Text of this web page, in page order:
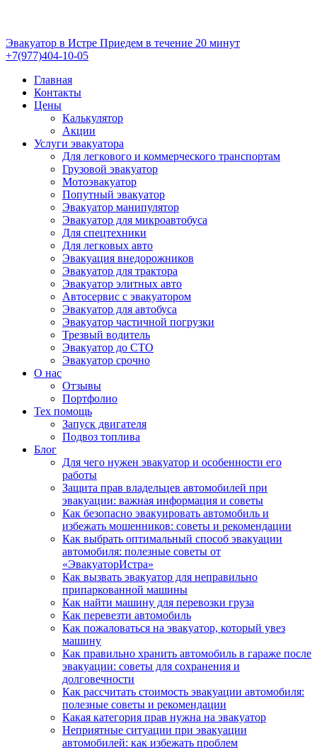
Эвакуатор в Истре Приедем в течение 20 минут
+7(977)404-10-05
Главная
Контакты
Цены
Калькулятор
Акции
Услуги эвакуатора
Для легкового и коммерческого транспортам
Грузовой эвакуатор
Мотоэвакуатор
Попутный эвакуатор
Эвакуатор манипулятор
Эвакуатор для микроавтобуса
Для спецтехники
Для легковых авто
Эвакуация внедорожников
Эвакуатор для трактора
Эвакуатор элитных авто
Автосервис с эвакуатором
Эвакуатор для автобуса
Эвакуатор частичной погрузки
Трезвый водитель
Эвакуатор до СТО
Эвакуатор срочно
О нас
Отзывы
Портфолио
Тех помощь
Запуск двигателя
Подвоз топлива
Блог
Для чего нужен эвакуатор и особенности его
работы
Защита прав владельцев автомобилей при
эвакуации: важная информация и советы
Как безопасно эвакуировать автомобиль и
избежать мошенников: советы и рекомендации
Как выбрать оптимальный способ эвакуации
автомобиля: полезные советы от
«ЭвакуаторИстра»
Как вызвать эвакуатор для неправильно
припаркованной машины
Как найти машину для перевозки груза
Как перевезти автомобиль
Как пожаловаться на эвакуатор, который увез
машину
Как правильно хранить автомобиль в гараже после
эвакуации: советы для сохранения и
долговечности
Как рассчитать стоимость эвакуации автомобиля:
полезные советы и рекомендации
Какая категория прав нужна на эвакуатор
Неприятные ситуации при эвакуации
автомобилей: как избежать проблем